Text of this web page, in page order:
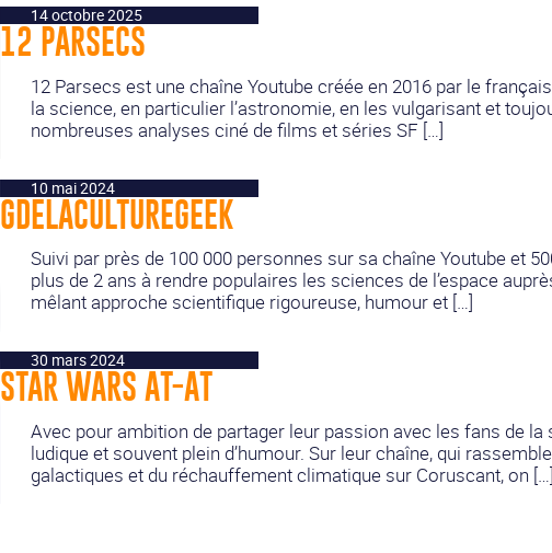
14 octobre 2025
12 PARSECS
12 Parsecs est une chaîne Youtube créée en 2016 par le
la science, en particulier l’astronomie, en les vulgarisant et
nombreuses analyses ciné de films et séries SF […]
10 mai 2024
GDELACULTUREGEEK
Suivi par près de 100 000 personnes sur sa chaîne Youtube et
plus de 2 ans à rendre populaires les sciences de l’espace
mêlant approche scientifique rigoureuse, humour et […]
30 mars 2024
STAR WARS AT-AT
Avec pour ambition de partager leur passion avec les fans de
ludique et souvent plein d’humour. Sur leur chaîne, qui
galactiques et du réchauffement climatique sur Coruscant, on […]